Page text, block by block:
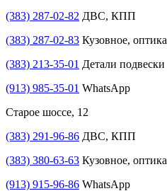
(383) 287-02-82 ДВС, КПП
(383) 287-02-83 Кузовное, оптика
(383) 213-35-01 Детали подвески
(913) 985-35-01 WhatsApp
Старое шоссе, 12
(383) 291-96-86 ДВС, КПП
(383) 380-63-63 Кузовное, оптика
(913) 915-96-86 WhatsApp